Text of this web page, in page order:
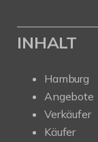
INHALT
Hamburg
Angebote
Verkäufer
Käufer